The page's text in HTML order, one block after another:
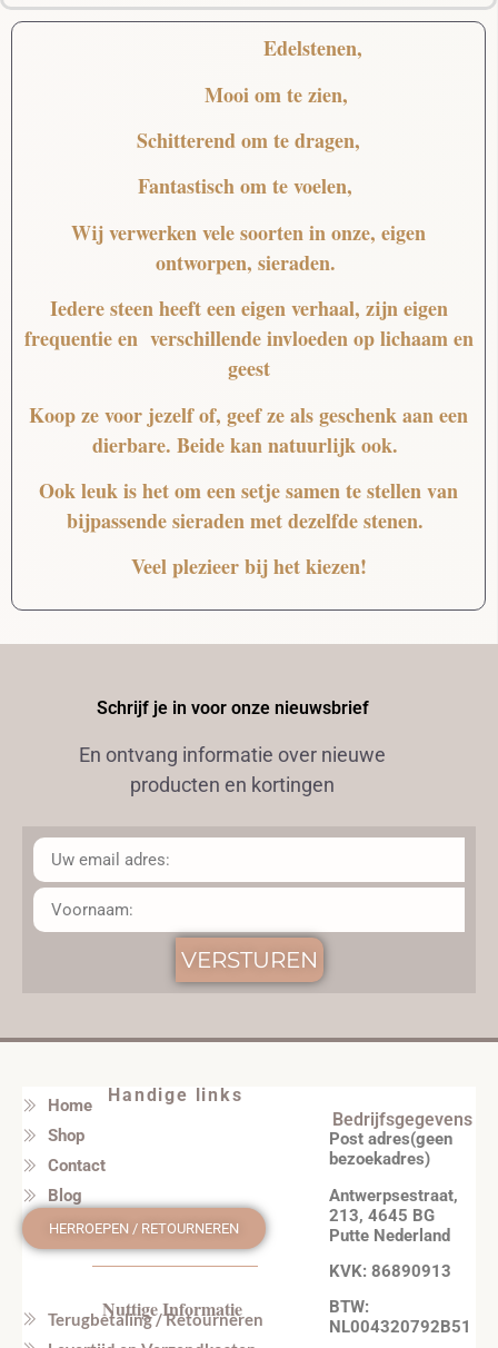
Edelstenen,
Mooiom te zien,
Schitterendom te dragen,
Fantastischom te voelen,
Wij verwerken vele soorten in onze, eigen
ontworpen, sieraden.
Iedere steen heeft een eigen verhaal, zijn eigen
frequentie en verschillende invloeden op lichaam en
geest
Koop ze voor jezelf of, geef ze als geschenk aan een
dierbare. Beide kan natuurlijk ook.
Ook leuk is het om een setje samen te stellen van
bijpassende sieraden met dezelfde stenen.
Veel plezieer bij het kiezen!
Schrijf je in voor onze nieuwsbrief
En ontvang informatie over nieuwe
producten en kortingen
VERSTUREN
Handige links
Home
Shop
Contact
Blog
HERROEPEN / RETOURNEREN
Nuttige Informatie
Terugbetaling / Retourneren
Bedrijfsgegevens
Post adres(geen
bezoekadres)
Antwerpsestraat,
213, 4645 BG
Putte Nederland
KVK: 86890913
BTW:
NL004320792B51